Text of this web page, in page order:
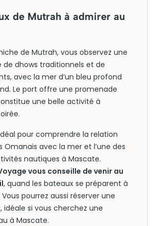
de Mutrah à admirer au
de Mutrah, vous observez une
dhows traditionnels et de
avec la mer d’un bleu profond
Le port offre une promenade
une belle activité à
pour comprendre la relation
Omanais avec la mer et l’une des
nautiques à Mascate.
vous conseille de venir au
, quand les bateaux se préparent à
pourrez aussi réserver une
idéale si vous cherchez une
à Mascate.